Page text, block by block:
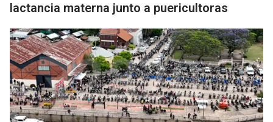
lactancia materna junto a puericultoras